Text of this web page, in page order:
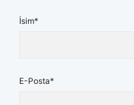
İsim*
E-Posta*